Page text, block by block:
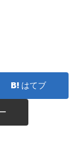
はてブ